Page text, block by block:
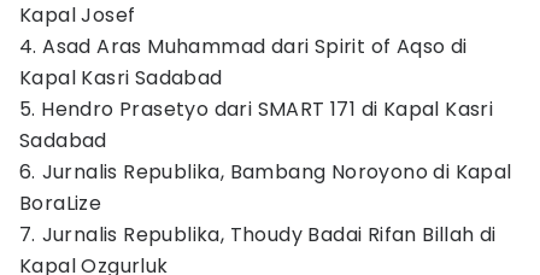
Kapal Josef
4. Asad Aras Muhammad dari Spirit of Aqso di
Kapal Kasri Sadabad
5. Hendro Prasetyo dari SMART 171 di Kapal Kasri
Sadabad
6. ⁠Jurnalis Republika, Bambang Noroyono di Kapal
BoraLize
7. ⁠Jurnalis Republika, Thoudy Badai Rifan Billah di
Kapal Ozgurluk